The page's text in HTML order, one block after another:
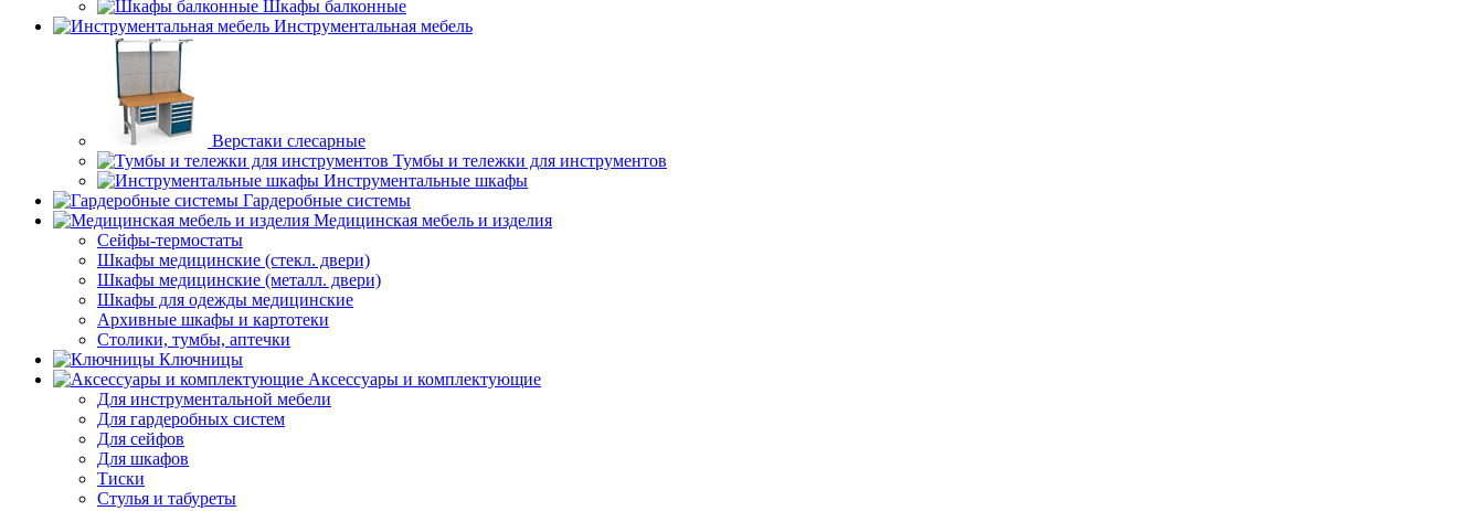
Шкафы балконные
Инструментальная мебель
Верстаки слесарные
Тумбы и тележки для инструментов
Инструментальные шкафы
Гардеробные системы
Медицинская мебель и изделия
Сейфы-термостаты
Шкафы медицинские (стекл. двери)
Шкафы медицинские (металл. двери)
Шкафы для одежды медицинские
Архивные шкафы и картотеки
Столики, тумбы, аптечки
Ключницы
Аксессуары и комплектующие
Для инструментальной мебели
Для гардеробных систем
Для сейфов
Для шкафов
Тиски
Стулья и табуреты